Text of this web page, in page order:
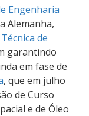
Engenharia
Alemanha,
de
garantindo
em fase de
, que em julho
de Curso
e de Óleo